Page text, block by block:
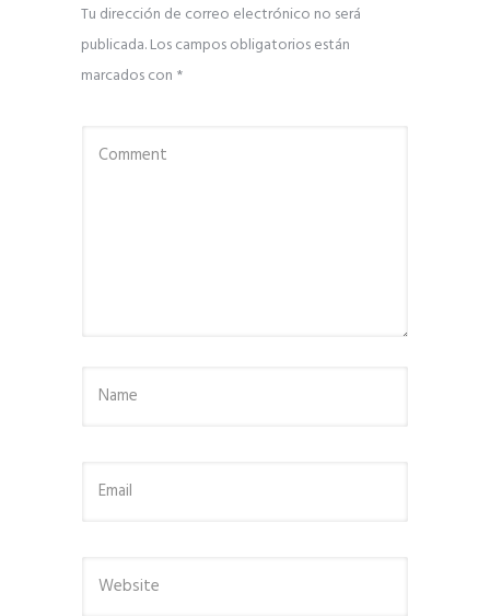
Tu dirección de correo electrónico no será
publicada.Los campos obligatorios están
marcados con *